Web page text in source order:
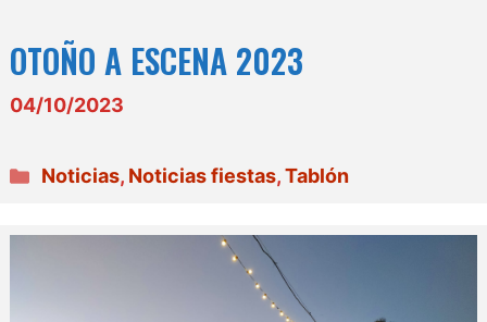
OTOÑO A ESCENA 2023
04/10/2023
Categorías
Noticias, Noticias fiestas,Tablón